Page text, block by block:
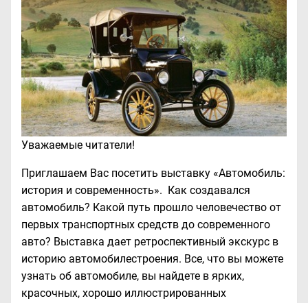
Уважаемые читатели!
Приглашаем Вас посетить выставку «Автомобиль:
история и современность». Как создавался
автомобиль? Какой путь прошло человечество от
первых транспортных средств до современного
авто? Выставка дает ретроспективный экскурс в
историю автомобилестроения. Все, что вы можете
узнать об автомобиле, вы найдете в ярких,
красочных, хорошо иллюстрированных